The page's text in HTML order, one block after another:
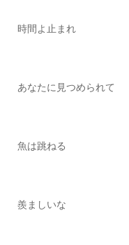
時間よ止まれ
あなたに見つめられて
魚は跳ねる
羨ましいな